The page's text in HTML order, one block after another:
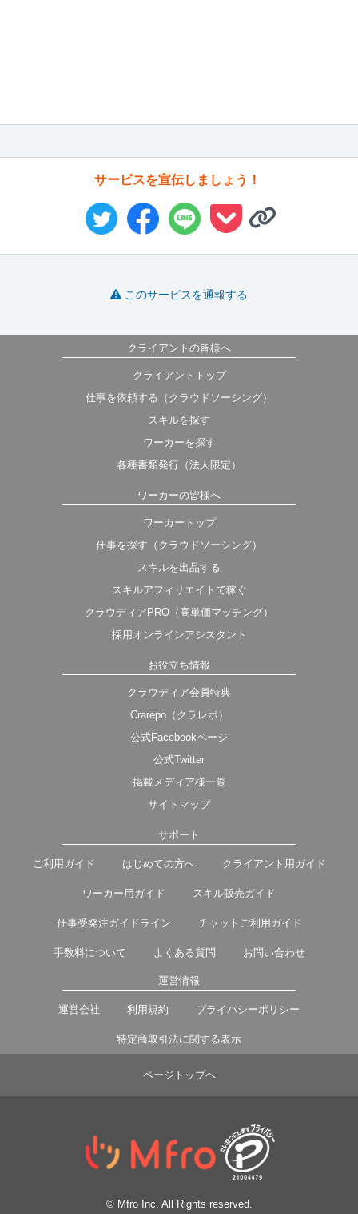
サービスを宣伝しましょう！
このサービスを通報する
クライアントの皆様へ
クライアントトップ
仕事を依頼する（クラウドソーシング）
スキルを探す
ワーカーを探す
各種書類発行（法人限定）
ワーカーの皆様へ
ワーカートップ
仕事を探す（クラウドソーシング）
スキルを出品する
スキルアフィリエイトで稼ぐ
クラウディアPRO（高単価マッチング）
採用オンラインアシスタント
お役立ち情報
クラウディア会員特典
Crarepo（クラレポ）
公式Facebookページ
公式Twitter
掲載メディア様一覧
サイトマップ
サポート
ご利用ガイド はじめての方へ クライアント用ガイド
ワーカー用ガイド スキル販売ガイド
仕事受発注ガイドライン チャットご利用ガイド
手数料について よくある質問 お問い合わせ
運営情報
運営会社 利用規約 プライバシーポリシー
特定商取引法に関する表示
ページトップヘ
© Mfro Inc. All Rights reserved.